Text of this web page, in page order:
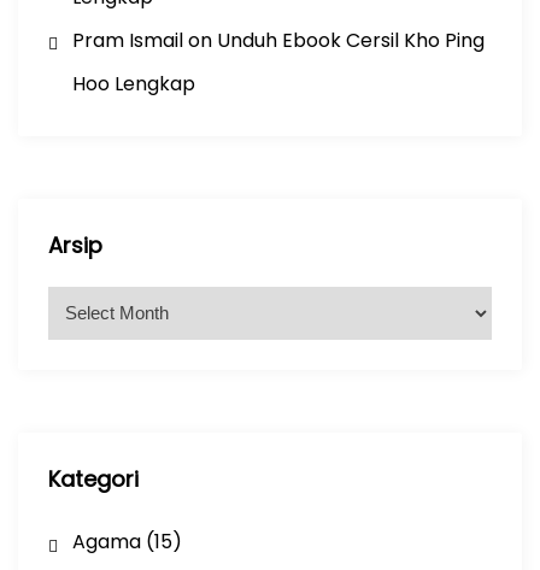
Pram Ismailon Unduh Ebook Cersil Kho Ping
Hoo Lengkap
Arsip
Kategori
Agama(15)